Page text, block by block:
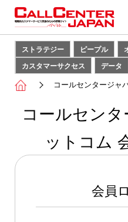
ストラテジー ピープル
カスタマーサクセス
データ
コールセンタージャ
コールセン
ットコム
会員